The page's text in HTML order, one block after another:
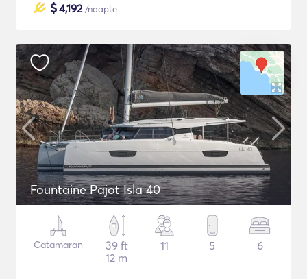
$4,192/noapte
Fountaine Pajot Isla 40
Catamaran
39 ft
12 m
11 5 6